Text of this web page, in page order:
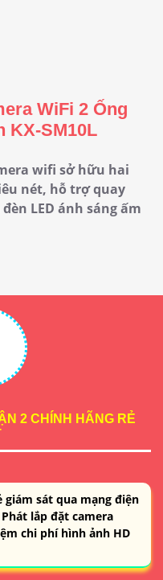
WiFi 2 Ống
KX-SM10L
wifi sở hữu hai
nét, hỗ trợ quay
LED ánh sáng ấm
2 CHÍNH HÃNG RẺ
giám sát qua mạng điện
lắp đặt camera
chi phí hình ảnh HD